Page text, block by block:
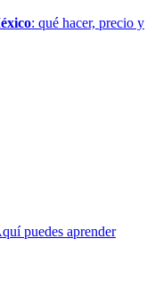
: qué hacer, precio y
puedes aprender